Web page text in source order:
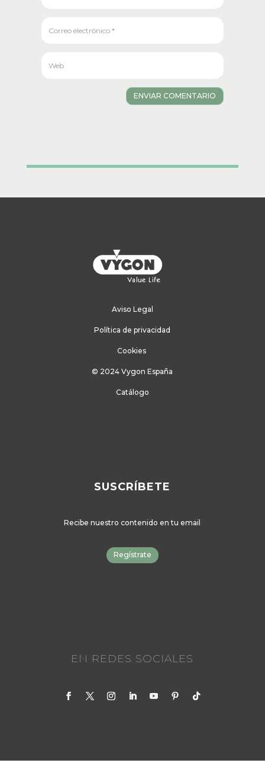
ENVIAR COMENTARIO
Aviso Legal
Política de privacidad
Cookies
© 2024 Vygon España
Catálogo
SUSCRÍBETE
Recibe nuestro contenido en tu email
Regístrate
EN REDES SOCIALES